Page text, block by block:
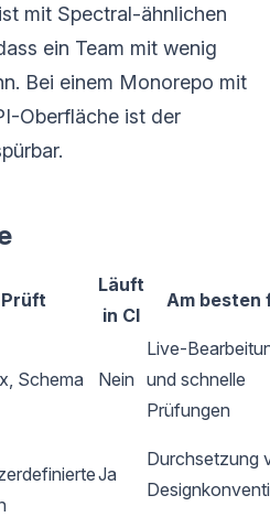
mit Spectral-ähnlichen
ein Team mit wenig
Bei einem Monorepo mit
Oberfläche ist der
Prüft
Läuft
in CI
Am besten
Schema Nein
Live-
und schnelle
Prüfungen
Ja
Durchsetzung